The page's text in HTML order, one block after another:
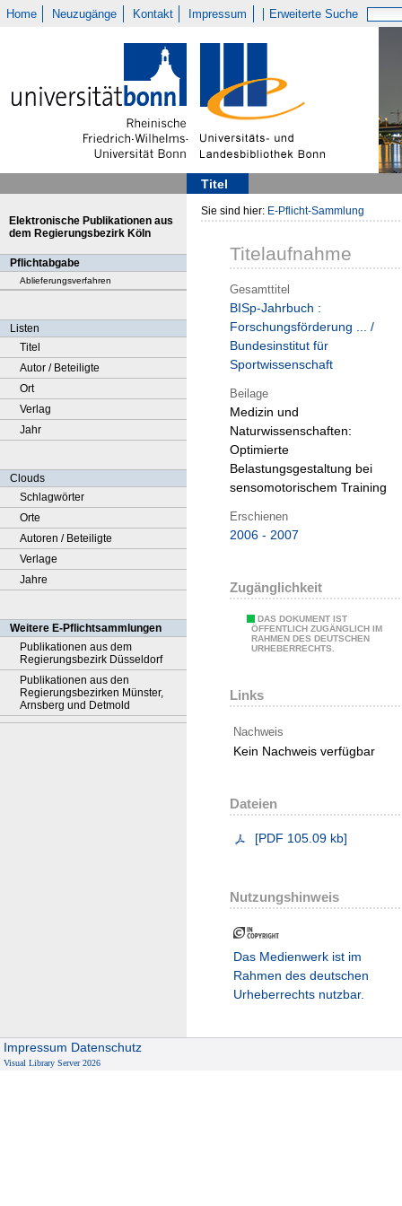
Home Neuzugänge Kontakt Impressum Erweiterte Suche
Titel
Elektronische Publikationen aus
dem Regierungsbezirk Köln
Pflichtabgabe
Ablieferungsverfahren
Listen
Titel
Autor / Beteiligte
Ort
Verlag
Jahr
Clouds
Schlagwörter
Orte
Autoren / Beteiligte
Verlage
Jahre
Weitere E-Pflichtsammlungen
Publikationen aus dem
Regierungsbezirk Düsseldorf
Publikationen aus den
Regierungsbezirken Münster,
Arnsberg und Detmold
Sie sind hier: E-Pflicht-Sammlung
Titelaufnahme
Gesamttitel
BISp-Jahrbuch :
Forschungsförderung ... /
Bundesinstitut für
Sportwissenschaft
Beilage
Medizin und
Naturwissenschaften:
Optimierte
Belastungsgestaltung bei
sensomotorischem Training
Erschienen
2006 - 2007
Zugänglichkeit
DAS DOKUMENT IST
ÖFFENTLICH ZUGÄNGLICH IM
RAHMEN DES DEUTSCHEN
URHEBERRECHTS.
Links
Nachweis
Kein Nachweis verfügbar
Dateien
[PDF 105.09 kb]
Nutzungshinweis
Das Medienwerk ist im
Rahmen des deutschen
Urheberrechts nutzbar.
Impressum Datenschutz
Visual Library Server 2026